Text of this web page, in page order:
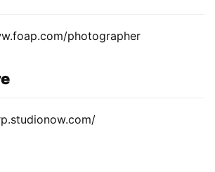
photographer